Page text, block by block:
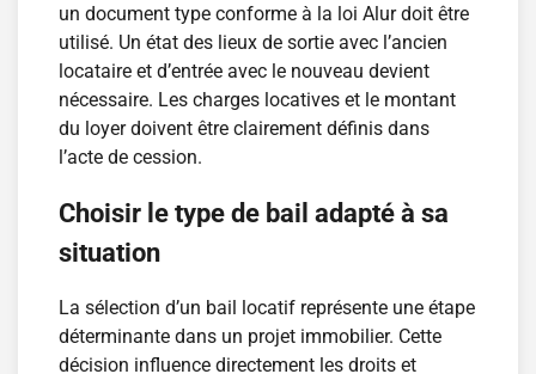
un document type conforme à la loi Alur doit être
utilisé. Un état des lieux de sortie avec l’ancien
locataire et d’entrée avec le nouveau devient
nécessaire. Les charges locatives et le montant
du loyer doivent être clairement définis dans
l’acte de cession.
Choisir le type de bail adapté à sa
situation
La sélection d’un bail locatif représente une étape
déterminante dans un projet immobilier. Cette
décision influence directement les droits et